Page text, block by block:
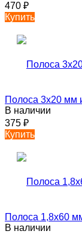
470 ₽
Купить
Полоса 3х20 мм
В наличии
375 ₽
Купить
Полоса 1,8х60
В наличии